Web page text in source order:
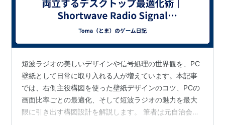
短波ラジオの美しいデザインや信号処理の世界観を、PC
壁紙として日常に取り入れる人が増えています。本記事
では、右側主役構図を使った壁紙デザインのコツ、PCの
画面比率ごとの最適化、そして短波ラジオの魅力を最大
限に引き出す構図設計を解説します。 筆者は元自治会副